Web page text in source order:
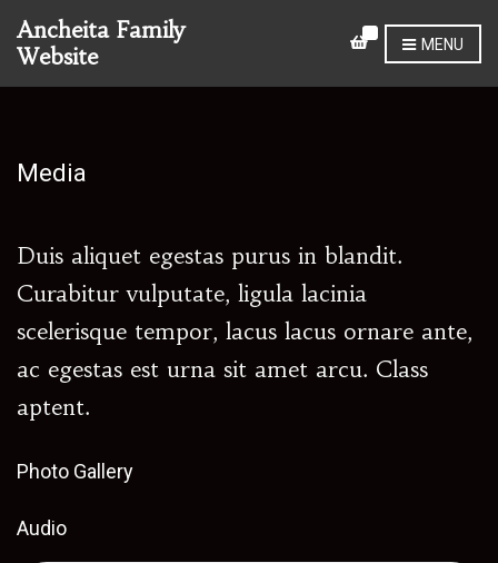
Ancheita Family
Website
MENU
Media
Duis aliquet egestas purus in blandit.
Curabitur vulputate, ligula lacinia
scelerisque tempor, lacus lacus ornare ante,
ac egestas est urna sit amet arcu. Class
aptent.
Photo Gallery
Audio